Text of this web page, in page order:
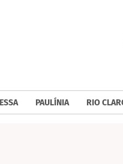
PAULÍNIA RIO